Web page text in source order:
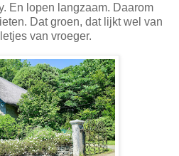
En lopen langzaam. Daarom
Dat groen, dat lijkt wel van
van vroeger.